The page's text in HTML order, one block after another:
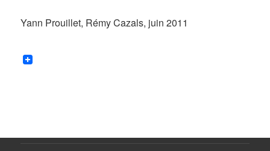
Yann Prouillet, Rémy Cazals, juin 2011